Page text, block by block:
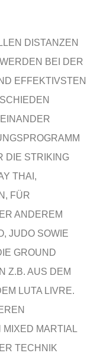
DISTANZEN
BEI DER
EFFEKTIVSTEN
DIE STRIKING
THAI,
FÜR
ANDEREM
JUDO SOWIE
GROUND
Z.B. AUS DEM
LUTA LIVRE.
MIXED MARTIAL
TECHNIK